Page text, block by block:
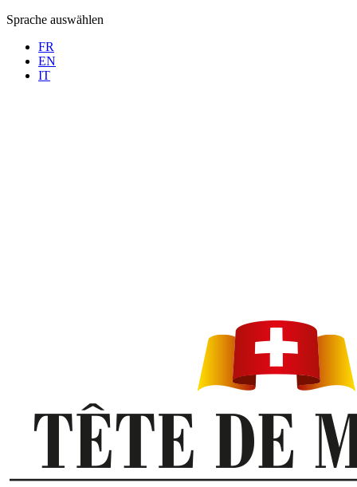
Sprache auswählen
FR
EN
IT